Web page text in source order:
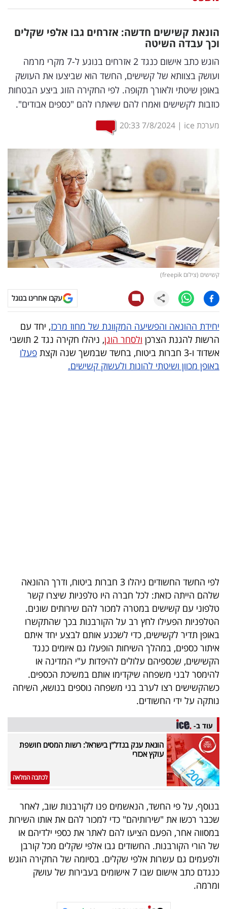
דיגיטל
וטק
שיווק
ופרסום
משפט
מדדים
דעות
רכילות
עסקית
קריפטו
ויראלי
טלוויזיה
עסקי
ספורט
קריירה
ולימודים
המילון
הכלכלי
פודקאסט
40
UNDER
40
שיתופי
פעולה
ניוזלטרים
מייל
אדום
הונאת קשישים חדשה: אזרחים גבו אלפי שקלים
וכך עבדה השיטה
הוגש כתב אישום כנגד 2 אזרחים בנוגע ל-7 מקרי מרמה
ועושק בצוותא של קשישים, החשד הוא שביצעו את העושק
באופן שיטתי ולאורך תקופה. לפי החקירה הזוג ביצע הבטחות
כוזבות לקשישים ואמרו להם שיאתרו להם "כספים אבודים".
מערכת ice |
7/8/2024
20:33
קשישים (צילום freepik)
עקבו אחרינו בגוגל
יחידת ההונאה והפשיעה המקוונת של מחוז מרכז, יחד עם
הרשות להגנת הצרכן ולסחר הוגן
, ניהלו חקירה נגד 2 תושבי
אשדוד ו-3 חברות ביטוח, בחשד שבמשך שנה וקצת
פעלו
באופן מכוון ושיטתי להונות ולעשוק קשישים.
לפי החשד החשודים ניהלו 3 חברות ביטוח, ודרך ההונאה
שלהם הייתה כזאת: לכל חברה היו טלפניות שיצרו קשר
טלפוני עם קשישים במטרה למכור להם שירותים שונים.
הטלפניות הפעילו לחץ רב על הקורבנות בכך שהתקשרו
באופן תדיר לקשישים, כדי לשכנע אותם לבצע יחד איתם
איתור כספים, במהלך השיחות הופעלו גם איומים כנגד
הקשישים, שכספיהם עלולים להיפדות ע"י המדינה או
להימסר לבני משפחה שיקדימו אותם במשיכת הכספים.
כשהקשישים רצו לערב בני משפחה נוספים בנושא, השיחה
נותקה על ידי החשודים.
עוד ב-
הונאת ענק בנדל"ן בישראל: רשות המסים חושפת
עוקץ אכזרי
לכתבה המלאה
בנוסף, על פי החשד, הנאשמים פנו לקורבנות שוב, לאחר
שכבר רכשו את "שירותיהם" כדי למכור להם את אותו השירות
במסווה אחר, הפעם הציעו להם לאתר את כספי ילדיהם או
של הורי הקורבנות. החשודים גבו אלפי שקלים מכל קורבן
ולפעמים גם עשרות אלפי שקלים. בסיומה של החקירה הוגש
כנגדם כתב אישום שבו 7 אישומים בעבירות של עושק
ומרמה.